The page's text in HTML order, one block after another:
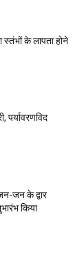
स्तंभों के लापता होने
पर्यावरणविद
जन के द्वार
किया